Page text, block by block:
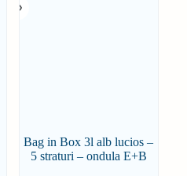
Bag in Box 3l alb lucios –
5 straturi – ondula E+B